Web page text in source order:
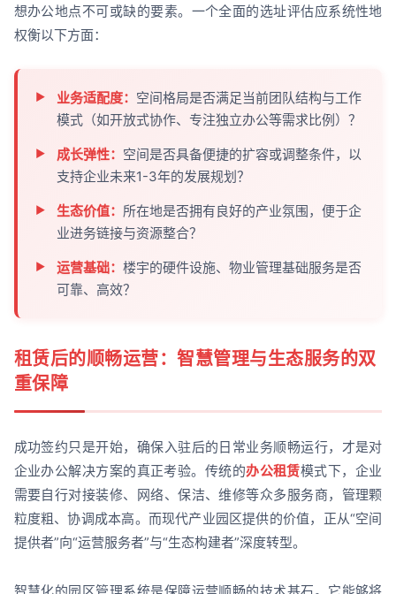
想办公地点不可或缺的要素。一个全面的选址评估应系统性地
权衡以下方面：
业务适配度： 空间格局是否满足当前团队结构与工作
模式（如开放式协作、专注独立办公等需求比例）？
成长弹性： 空间是否具备便捷的扩容或调整条件，以
支持企业未来1-3年的发展规划？
生态价值： 所在地是否拥有良好的产业氛围，便于企
业进务链接与资源整合？
运营基础： 楼宇的硬件设施、物业管理基础服务是否
可靠、高效？
租赁后的顺畅运营：智慧管理与生态服务的双
重保障
成功签约只是开始，确保入驻后的日常业务顺畅运行，才是对
企业办公解决方案的真正考验。传统的办公租赁模式下，企业
需要自行对接装修、网络、保洁、维修等众多服务商，管理颗
粒度粗、协调成本高。而现代产业园区提供的价值，正从“空间
提供者”向“运营服务者”与“生态构建者”深度转型。
智慧化的园区管理系统是保障运营顺畅的技术基石。它能够将